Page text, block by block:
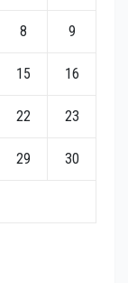
8 9
15 16
22 23
29 30